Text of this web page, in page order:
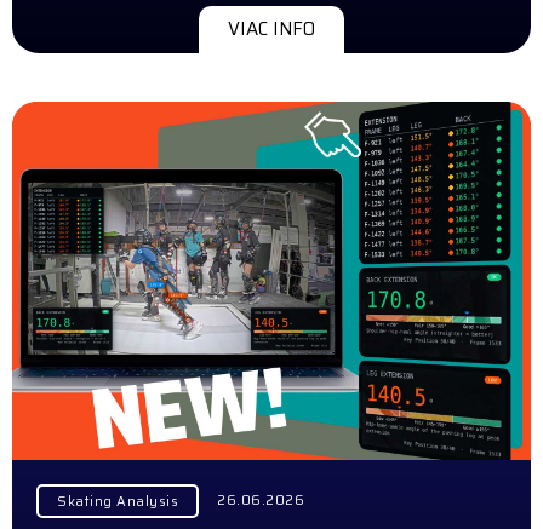
VIAC INFO
Skating Analysis 26.06.2026